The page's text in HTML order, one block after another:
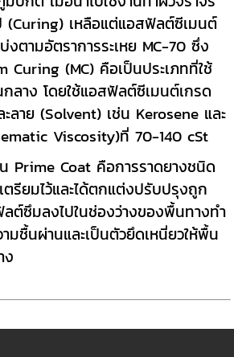
ป (Curing) เหลือแต่แอสฟัลต์ซีเมนต์
งตามอัตราการระเหย MC-70 ซึ่ง
Curing (MC) คือเป็นประเภทที่ใช้
กลาง โดยใช้แอสฟัลต์ซีเมนต์เกรด
าย (Solvent) เช่น Kerosene และ
Viscosity)ที่ 70-140 cSt
Prime Coat คือการราดยางชนิด
รียมไว้และได้ตกแต่งปรับปรุงถูก
ต์ซึมลงไปในช่องว่างของพื้นทางทำ
มชื้นผ่านและเป็นตัวยึดเหนี่ยวให้พื้น
ง